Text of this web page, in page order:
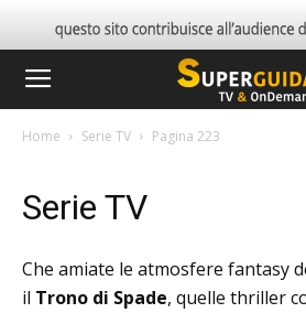
Home Serie TV Pagina 223
Serie TV
Che amiate le atmosfere fantasy
il Trono di Spade, quelle thriller